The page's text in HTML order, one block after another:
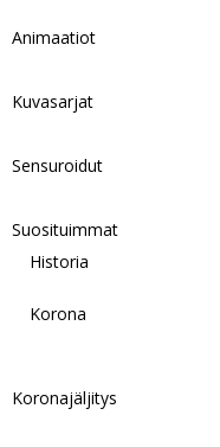
Animaatiot
Kuvasarjat
Sensuroidut
Suosituimmat
Historia
Korona
Koronajäljitys